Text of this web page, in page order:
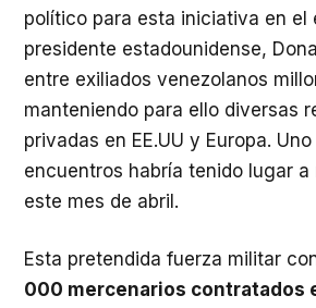
político para esta iniciativa en el
presidente estadounidense,
entre exiliados venezolanos
manteniendo para ello diversas
privadas en EE.UU y Europa.
encuentros habría tenido lugar a
este mes de abril.
Esta pretendida fuerza militar
000 mercenarios contratados